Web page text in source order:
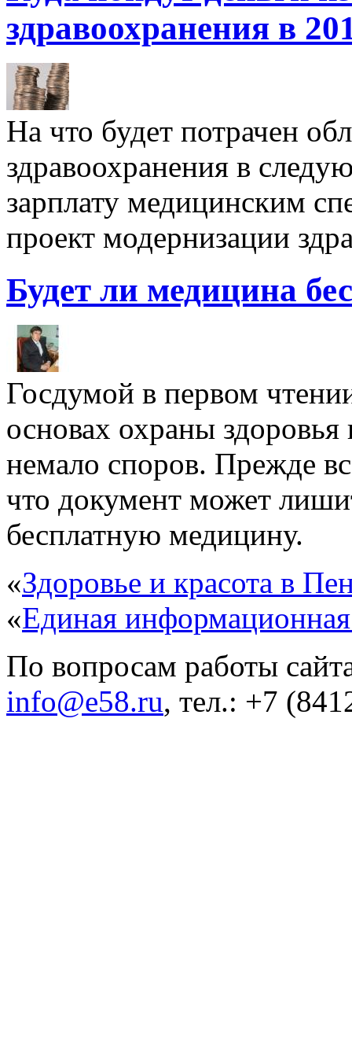
здравоохранения в
На что будет потрачен
здравоохранения в
зарплату медицинским
проект модернизации
Будет ли медицина
Госдумой в первом
основах охраны
немало споров. Прежде
что документ может
бесплатную медицину.
«Здоровье и красота в
«Единая
По вопросам работы
info@e58.ru, тел.: +7